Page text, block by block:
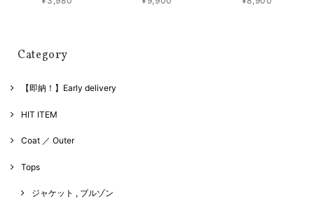
Category
【即納！】Early delivery
HIT ITEM
Coat ／ Outer
Tops
ジャケット , ブルゾン